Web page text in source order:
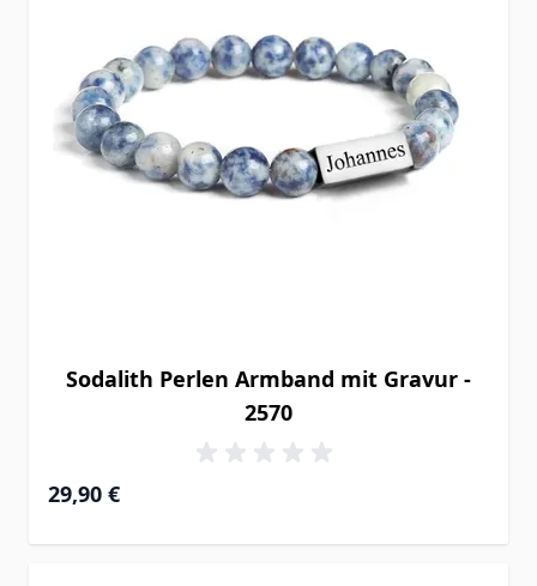
Sodalith Perlen Armband mit Gravur -
2570
29,90 €